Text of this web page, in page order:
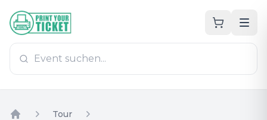
Zum Hauptinhalt
PrintYourTicket
Tour